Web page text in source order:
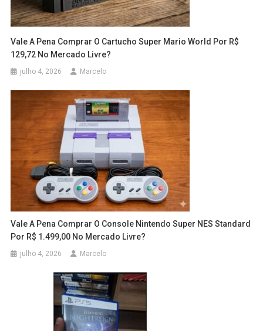
Vale A Pena Comprar O Cartucho Super Mario World Por R$
129,72 No Mercado Livre?
julho 4, 2026 Marcelo
Vale A Pena Comprar O Console Nintendo Super NES Standard
Por R$ 1.499,00 No Mercado Livre?
julho 4, 2026 Marcelo